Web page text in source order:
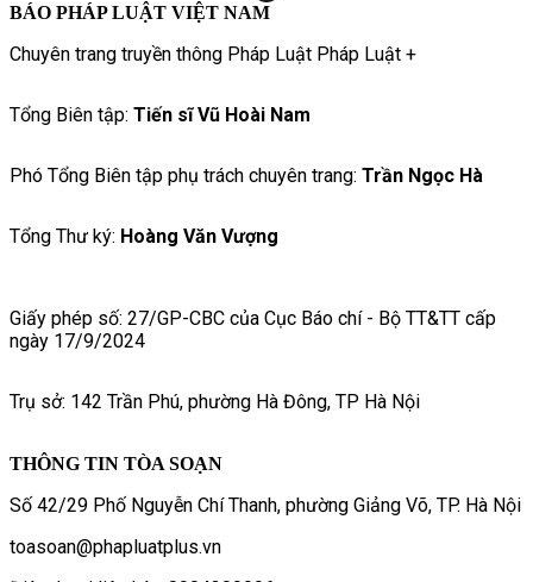
BÁO PHÁP LUẬT VIỆT NAM
Chuyên trang truyền thông Pháp Luật Pháp Luật +
Tổng Biên tập: Tiến sĩ Vũ Hoài Nam
Phó Tổng Biên tập phụ trách chuyên trang: Trần Ngọc Hà
Tổng Thư ký: Hoàng Văn Vượng
Giấy phép số: 27/GP-CBC của Cục Báo chí - Bộ TT&TT cấp
ngày 17/9/2024
Trụ sở: 142 Trần Phú, phường Hà Đông, TP Hà Nội
THÔNG TIN TÒA SOẠN
Số 42/29 Phố Nguyễn Chí Thanh, phường Giảng Võ, TP. Hà Nội
toasoan@phapluatplus.vn